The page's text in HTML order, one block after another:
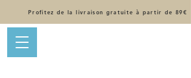
Profitez de la livraison gratuite à partir de 89€